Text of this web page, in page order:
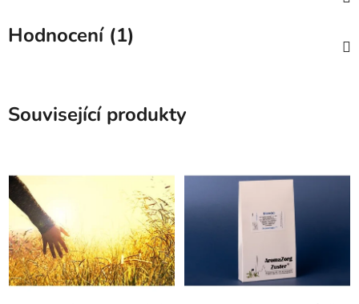
Hodnocení (1)
Související produkty